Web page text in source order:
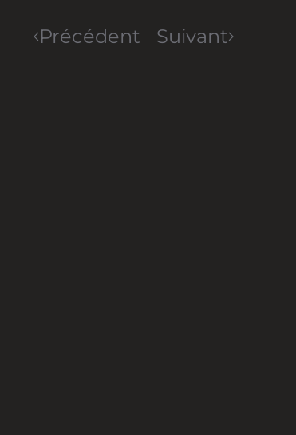
Précédent Suivant